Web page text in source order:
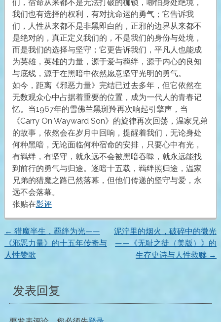
们，宿命从来都不是无法打破的枷锁，哪怕身处绝境，
我们也有选择的权利，有对抗命运的勇气；它告诉我
们，人性从来都不是非黑即白的，正邪的边界从来都不
是绝对的，真正定义我们的，不是我们的身份与处境，
而是我们的选择与坚守；它更告诉我们，平凡人也能成
为英雄，英雄的力量，源于爱与羁绊，源于内心的良知
与底线，源于在黑暗中依然愿意坚守光明的勇气。
如今，距离《邪恶力量》完结已过去多年，但它依然在
无数观众心中占据着重要的位置，成为一代人的青春记
忆。当1967年的雪佛兰黑斑羚再次响起引擎声，当
《Carry On Wayward Son》的旋律再次回荡，温家兄弟
的故事，依然会在岁月中回响，提醒着我们，无论身处
何种黑暗，无论面临何种宿命的安排，只要心中有光，
有羁绊，有坚守，就永远不会被黑暗吞噬，就永远能找
到前行的勇气与归途。逐暗十五载，羁绊照归途，温家
兄弟的猎魔之路已然落幕，但他们传递的坚守与爱，永
远不会落幕。
张贴在影评
文
章
导
航
← 猎魔半生，羁绊为光——
《邪恶力量》的十五年传奇与
人性赞歌
泥泞里的烟火，破碎中的微光
——《无耻之徒（美版）》的
生存史诗与人性救赎 →
发表回复